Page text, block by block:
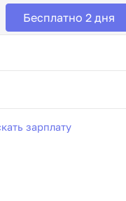
Бесплатно 2 дня
зарплату